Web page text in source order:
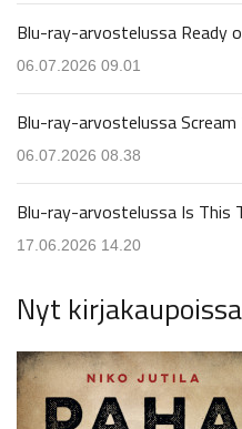
Blu-ray-arvostelussa Ready
06.07.2026 09.01
Blu-ray-arvostelussa Scream
06.07.2026 08.38
Blu-ray-arvostelussa Is This
17.06.2026 14.20
Nyt kirjakaupoissa